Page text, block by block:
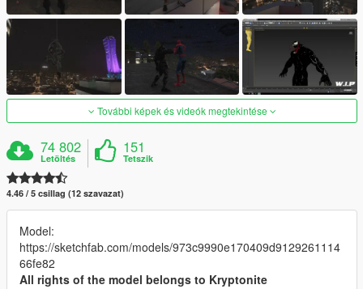
További képek és videók megtekintése
74 802
Letöltés
151
Tetszik
4.46 / 5 csillag (12 szavazat)
Model:
https://sketchfab.com/models/973c9990e170409d9129261114
66fe82
All rights of the model belongs to Kryptonite